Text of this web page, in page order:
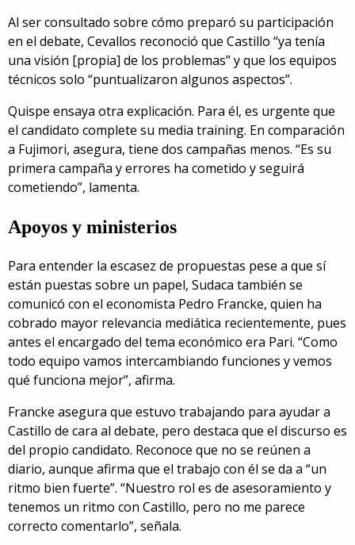
Al ser consultado sobre cómo preparó su participación
en el debate, Cevallos reconoció que Castillo “ya tenía
una visión [propia] de los problemas” y que los equipos
técnicos solo “puntualizaron algunos aspectos”.
Quispe ensaya otra explicación. Para él, es urgente que
el candidato complete su media training. En comparación
a Fujimori, asegura, tiene dos campañas menos. “Es su
primera campaña y errores ha cometido y seguirá
cometiendo”, lamenta.
Apoyos y ministerios
Para entender la escasez de propuestas pese a que sí
están puestas sobre un papel, Sudaca también se
comunicó con el economista Pedro Francke, quien ha
cobrado mayor relevancia mediática recientemente, pues
antes el encargado del tema económico era Pari. “Como
todo equipo vamos intercambiando funciones y vemos
qué funciona mejor”, afirma.
Francke asegura que estuvo trabajando para ayudar a
Castillo de cara al debate, pero destaca que el discurso es
del propio candidato. Reconoce que no se reúnen a
diario, aunque afirma que el trabajo con él se da a “un
ritmo bien fuerte”. “Nuestro rol es de asesoramiento y
tenemos un ritmo con Castillo, pero no me parece
correcto comentarlo”, señala.